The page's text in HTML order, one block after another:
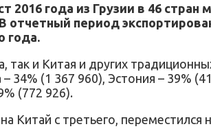
года из Грузии в 46 стран
отчетный период
года.
и Китая и других
34% (1 367 960), Эстония – 39%
(772 926).
Китай с третьего, переместился